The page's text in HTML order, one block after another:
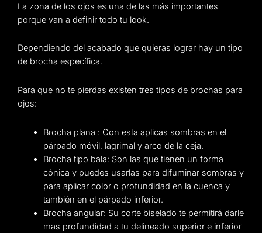
La zona de los ojos es una de las más importantes
porque van a definir todo tu look.
Dependiendo del acabado que quieras lograr hay un tipo
de brocha específica.
Para que no te pierdas existen tres tipos de brochas para
ojos:
Brocha plana : Con esta aplicas sombras en el
párpado móvil, lagrimal y arco de la ceja.
Brocha tipo bala: Son las que tienen un forma
cónica y puedes usarlas para difuminar sombras y
para aplicar color o profundidad en la cuenca y
también en el párpado inferior.
Brocha angular: Su corte biselado te permitirá darle
mas profundidad a tu delineado superior e inferior